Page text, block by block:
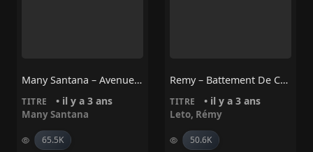
Many Santana – Avenue Montaigne
TITRE • il y a 3 ans
Many Santana
65.5K
Remy – Battement De Cœur Ft Leto
TITRE • il y a 3 ans
Leto, Rémy
50.6K